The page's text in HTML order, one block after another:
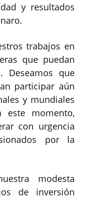
y resultados
trabajos en
que puedan
Deseamos que
participar aún
y mundiales
este momento,
con urgencia
por la
modesta
de inversión